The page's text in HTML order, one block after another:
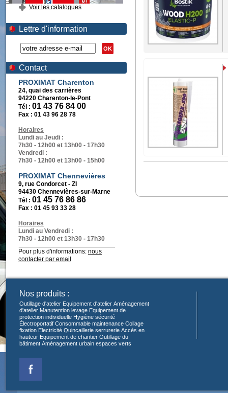
Voir les catalogues
Lettre d'information
OK
Contact
PROXIMAT Charenton
24, quai des carrières
94220 Charenton-le-Pont
Tél : 01 43 76 84 00
Fax : 01 43 96 28 78
Horaires
Lundi au Jeudi :
7h30 - 12h00 et 13h00 - 17h30
Vendredi :
7h30 - 12h00 et 13h00 - 15h00
PROXIMAT Chennevières
9, rue Condorcet - ZI
94430 Chennevières-sur-Marne
Tél : 01 45 76 86 86
Fax : 01 45 93 33 28
Horaires
Lundi au Vendredi :
7h30 - 12h00 et 13h30 - 17h30
Pour plus d'informations: nous
contacter par email
Nos produits :
Outillage d'atelier Equipement d'atelier Aménagement
d'atelier Manutention levage Equipement de
protection individuelle Hygiène sécurité
Électroportatif Consommable maintenance Collage
fixation Electricité Quincaillerie serrurerie Accès en
hauteur Equipement de chantier Outillage du
bâtiment Aménagement urbain espaces verts